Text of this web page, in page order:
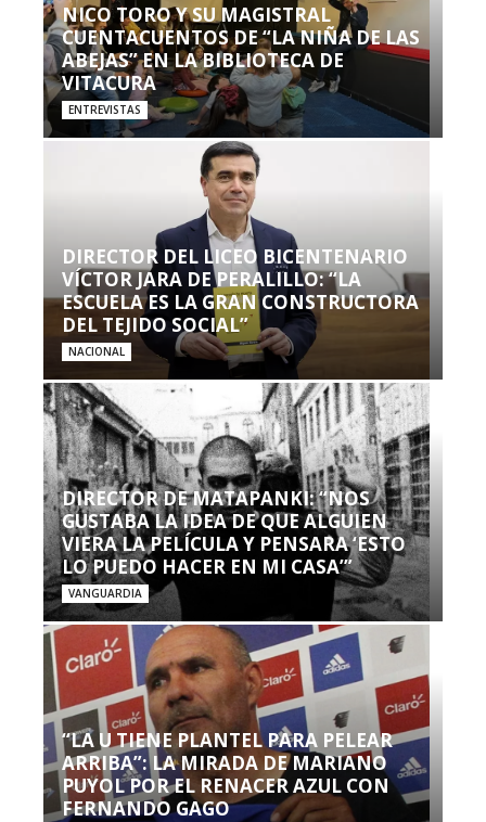
NICO TORO Y SU MAGISTRAL
CUENTACUENTOS DE “LA NIÑA DE LAS
ABEJAS” EN LA BIBLIOTECA DE
VITACURA
ENTREVISTAS
DIRECTOR DEL LICEO BICENTENARIO
VÍCTOR JARA DE PERALILLO: “LA
ESCUELA ES LA GRAN CONSTRUCTORA
DEL TEJIDO SOCIAL”
NACIONAL
DIRECTOR DE MATAPANKI: “NOS
GUSTABA LA IDEA DE QUE ALGUIEN
VIERA LA PELÍCULA Y PENSARA ‘ESTO
LO PUEDO HACER EN MI CASA’”
VANGUARDIA
“LA U TIENE PLANTEL PARA PELEAR
ARRIBA”: LA MIRADA DE MARIANO
PUYOL POR EL RENACER AZUL CON
FERNANDO GAGO